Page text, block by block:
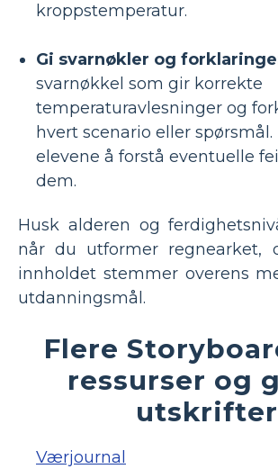
kroppstemperatur.
Gi svarnøkler og
svarnøkkel som gir korrekte
temperaturavlesninger og
hvert scenario eller
elevene å forstå eventuelle
dem.
Husk alderen og
når du utformer regnearket,
innholdet stemmer overens
utdanningsmål.
Flere
ressurser og
utskrifter
Værjournal